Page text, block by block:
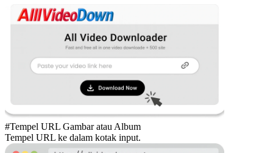
#Tempel URL Gambar atau Album
Tempel URL ke dalam kotak input.